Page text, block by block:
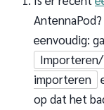
eenvoudig:
importeren
op dat het